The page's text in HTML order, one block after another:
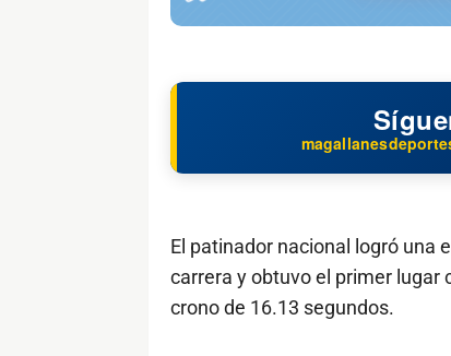
El patinador nacional logró una
carrera y obtuvo el primer lugar
crono de 16.13 segundos.